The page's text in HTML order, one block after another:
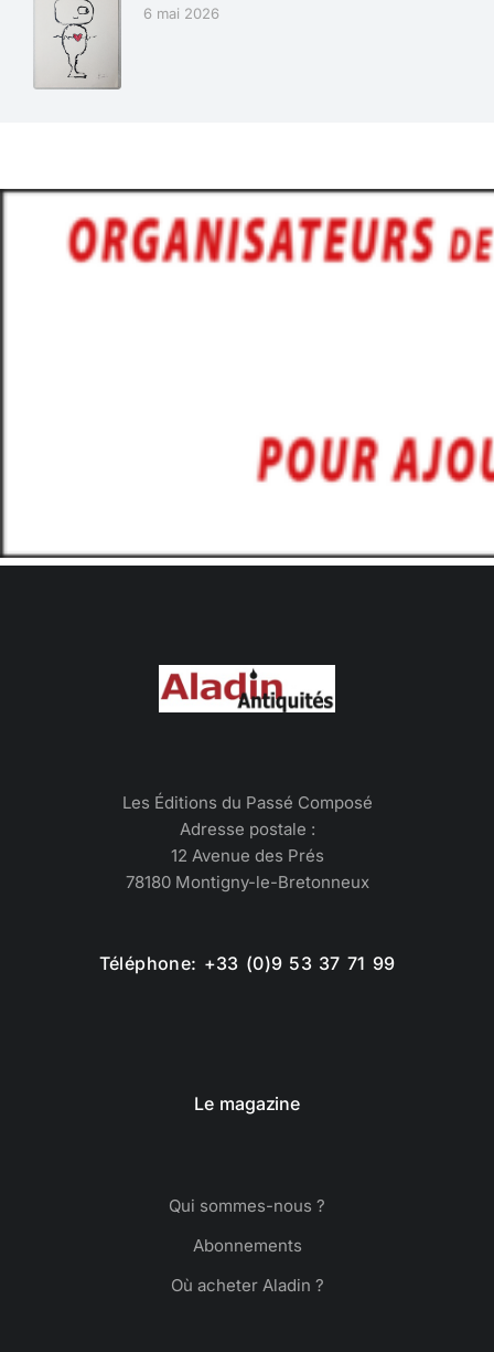
6 mai 2026
Les Éditions du Passé Composé
Adresse postale :
12 Avenue des Prés
78180 Montigny-le-Bretonneux
Téléphone: +33 (0)9 53 37 71 99
Le magazine
Qui sommes-nous ?
Abonnements
Où acheter Aladin ?